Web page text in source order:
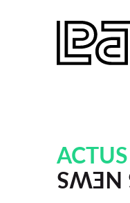
ACTUS